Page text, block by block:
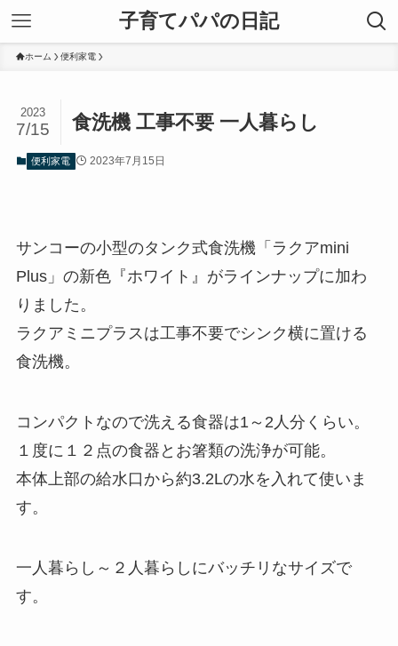
子育てパパの日記
ホーム 便利家電
食洗機 工事不要 一人暮らし
2023
7/15
便利家電 2023年7月15日
サンコーの小型のタンク式食洗機「ラクアmini
Plus」の新色『ホワイト』がラインナップに加わ
りました。
ラクアミニプラスは工事不要でシンク横に置ける
食洗機。
コンパクトなので洗える食器は1～2人分くらい。
１度に１２点の食器とお箸類の洗浄が可能。
本体上部の給水口から約3.2Lの水を入れて使いま
す。
一人暮らし～２人暮らしにバッチリなサイズで
す。